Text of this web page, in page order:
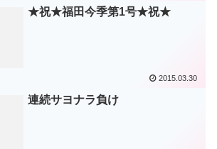
★祝★福田今季第1号★祝★
2015.03.30
連続サヨナラ負け